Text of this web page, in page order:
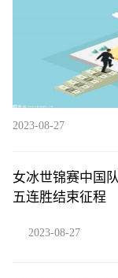
2023-08-27
女冰世锦赛中国
五连胜结束征程
2023-08-27